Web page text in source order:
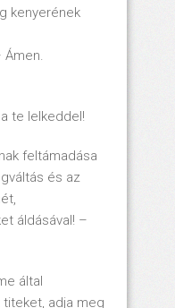
kenyerének
Ámen.
te lelkeddel!
feltámadása
és az
áldásával! –
által
adja meg